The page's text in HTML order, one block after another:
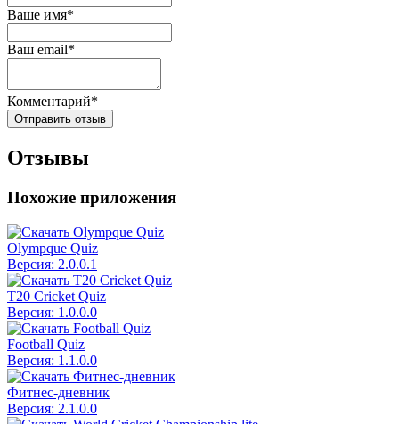
Ваше имя*
Ваш email*
Комментарий*
Отправить отзыв
Отзывы
Похожие приложения
Olympque Quiz
Версия: 2.0.0.1
T20 Cricket Quiz
Версия: 1.0.0.0
Football Quiz
Версия: 1.1.0.0
Фитнес-дневник
Версия: 2.1.0.0